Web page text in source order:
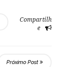
Compartilh
e
Próximo Post